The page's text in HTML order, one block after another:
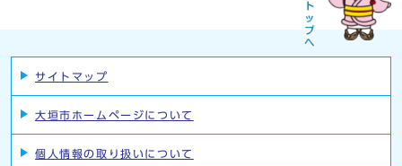
サイトマップ
大垣市ホームページについて
個人情報の取り扱いについて